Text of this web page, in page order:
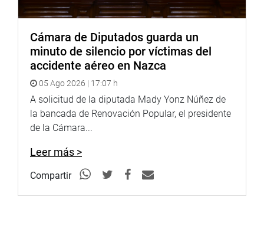
Cámara de Diputados guarda un
minuto de silencio por víctimas del
accidente aéreo en Nazca
05 Ago 2026 | 17:07 h
A solicitud de la diputada Mady Yonz Núñez de
la bancada de Renovación Popular, el presidente
de la Cámara...
Leer más >
Compartir